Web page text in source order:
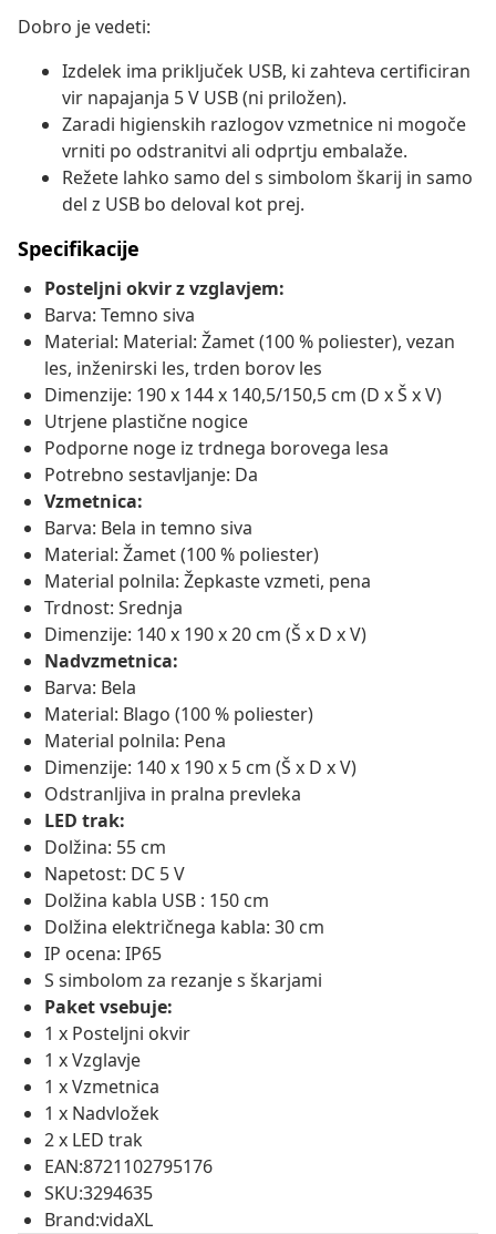
Dobro je vedeti:
Izdelek ima priključek USB, ki zahteva certificiran
vir napajanja 5 V USB (ni priložen).
Zaradi higienskih razlogov vzmetnice ni mogoče
vrniti po odstranitvi ali odprtju embalaže.
Režete lahko samo del s simbolom škarij in samo
del z USB bo deloval kot prej.
Specifikacije
Posteljni okvir z vzglavjem:
Barva: Temno siva
Material: Material: Žamet (100 % poliester), vezan
les, inženirski les, trden borov les
Dimenzije: 190 x 144 x 140,5/150,5 cm (D x Š x V)
Utrjene plastične nogice
Podporne noge iz trdnega borovega lesa
Potrebno sestavljanje: Da
Vzmetnica:
Barva: Bela in temno siva
Material: Žamet (100 % poliester)
Material polnila: Žepkaste vzmeti, pena
Trdnost: Srednja
Dimenzije: 140 x 190 x 20 cm (Š x D x V)
Nadvzmetnica:
Barva: Bela
Material: Blago (100 % poliester)
Material polnila: Pena
Dimenzije: 140 x 190 x 5 cm (Š x D x V)
Odstranljiva in pralna prevleka
LED trak:
Dolžina: 55 cm
Napetost: DC 5 V
Dolžina kabla USB : 150 cm
Dolžina električnega kabla: 30 cm
IP ocena: IP65
S simbolom za rezanje s škarjami
Paket vsebuje:
1 x Posteljni okvir
1 x Vzglavje
1 x Vzmetnica
1 x Nadvložek
2 x LED trak
EAN:8721102795176
SKU:3294635
Brand:vidaXL